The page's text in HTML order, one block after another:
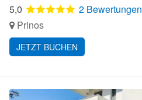
5,0
2 Bewertungen
Prinos
JETZT BUCHEN